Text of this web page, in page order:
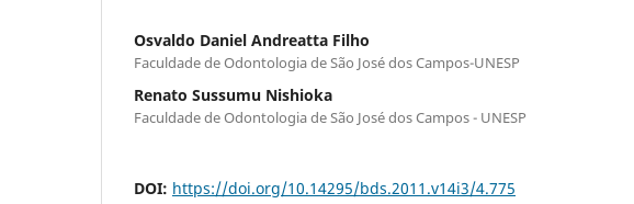
Osvaldo Daniel Andreatta Filho
Faculdade de Odontologia de São José dos Campos-UNESP
Renato Sussumu Nishioka
Faculdade de Odontologia de São José dos Campos - UNESP
DOI: https://doi.org/10.14295/bds.2011.v14i3/4.775